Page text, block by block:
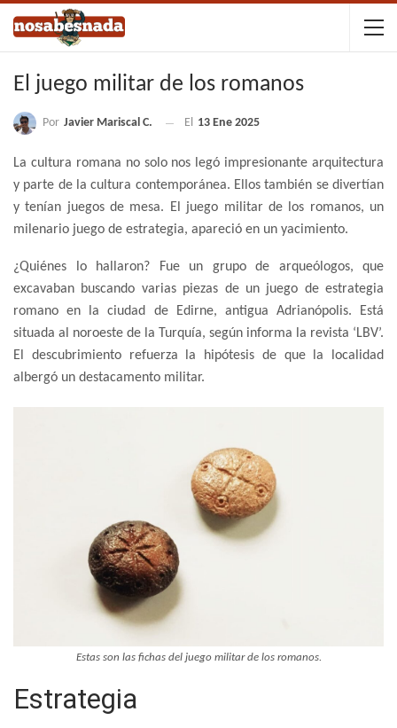
El juego militar de los romanos
Por Javier Mariscal C. El 13 Ene 2025
La cultura romana no solo nos legó impresionante arquitectura
y parte de la cultura contemporánea. Ellos también se divertían
y tenían juegos de mesa. El juego militar de los romanos, un
milenario juego de estrategia, apareció en un yacimiento.
¿Quiénes lo hallaron? Fue un grupo de arqueólogos, que
excavaban buscando varias piezas de un juego de estrategia
romano en la ciudad de Edirne, antigua Adrianópolis. Está
situada al noroeste de la Turquía, según informa la revista ‘LBV’.
El descubrimiento refuerza la hipótesis de que la localidad
albergó un destacamento militar.
Estas son las fichas del juego militar de los romanos.
Estrategia